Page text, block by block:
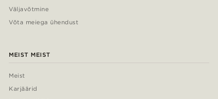
Väljavõtmine
Võta meiega ühendust
MEIST MEIST
Meist
Karjäärid